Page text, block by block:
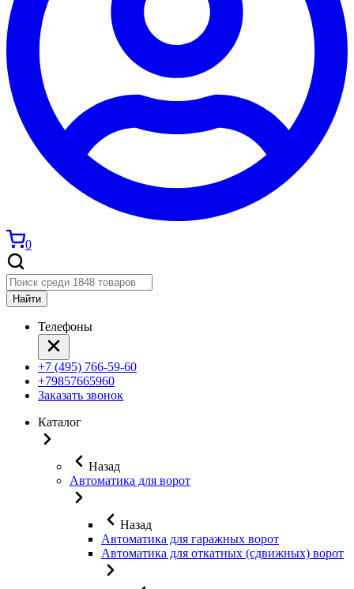
0
Найти
Телефоны
+7 (495) 766-59-60
+79857665960
Заказать звонок
Каталог
Назад
Автоматика для ворот
Назад
Автоматика для гаражных ворот
Автоматика для откатных (сдвижных) ворот